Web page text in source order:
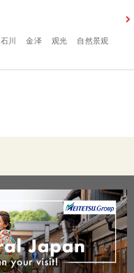
石川 金泽 观光
自然景观